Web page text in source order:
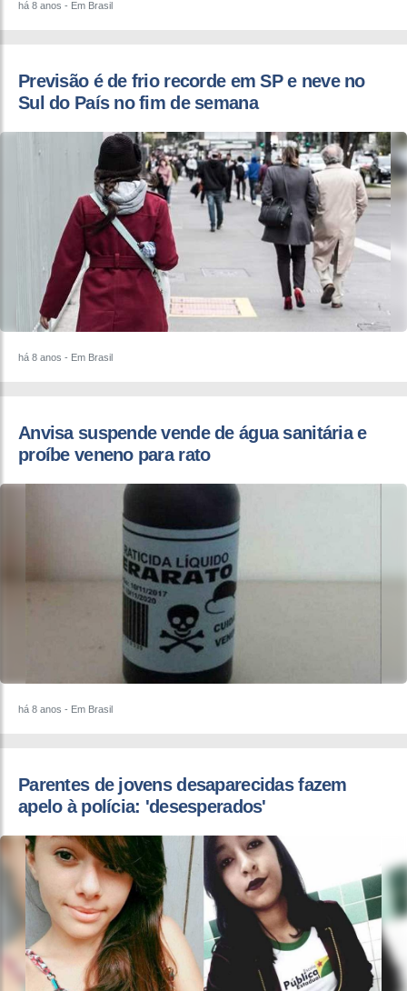
há 8 anos - Em Brasil
​Previsão é de frio recorde em SP e neve no
Sul do País no fim de semana
há 8 anos - Em Brasil
Anvisa suspende vende de água sanitária e
proíbe veneno para rato
há 8 anos - Em Brasil
Parentes de jovens desaparecidas fazem
apelo à polícia: 'desesperados'